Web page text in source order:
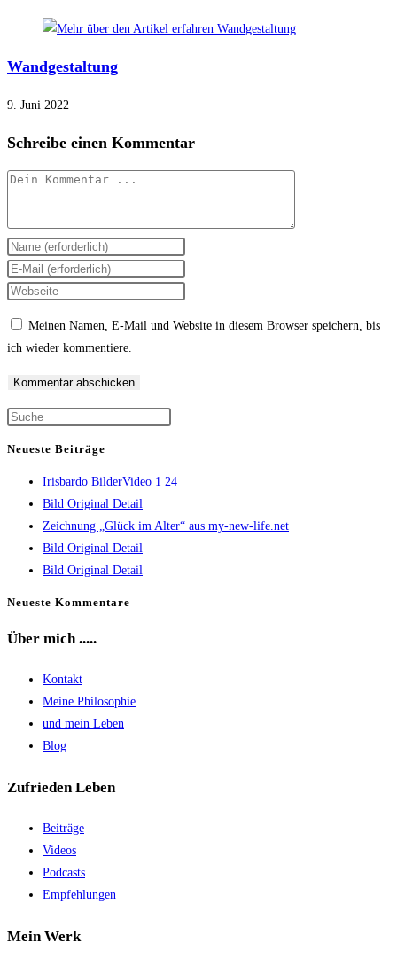
Wandgestaltung
9. Juni 2022
Schreibe einen Kommentar
Kommentieren
Gib
deinen
Namen
Kommentieren
Gib
deine
zum
ein
Gib
ein
Meinen Namen, E-Mail und Website in diesem Browser speichern, bis
ich wieder kommentiere.
close
search
Neueste Beiträge
Irisbardo BilderVideo 1 24
Bild Original Detail
Zeichnung „Glück im Alter“ aus my-new-life.net
Bild Original Detail
Bild Original Detail
Neueste Kommentare
Über mich .....
Kontakt
Meine Philosophie
und mein Leben
Blog
Zufrieden Leben
Beiträge
Videos
Podcasts
Empfehlungen
Mein Werk